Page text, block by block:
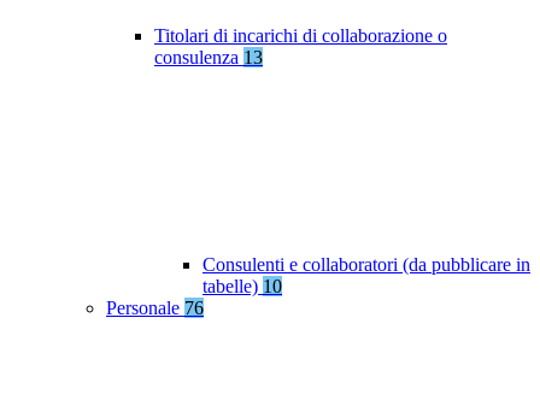
Titolari di incarichi di collaborazione o
consulenza 13
Consulenti e collaboratori (da pubblicare in
tabelle) 10
Personale 76